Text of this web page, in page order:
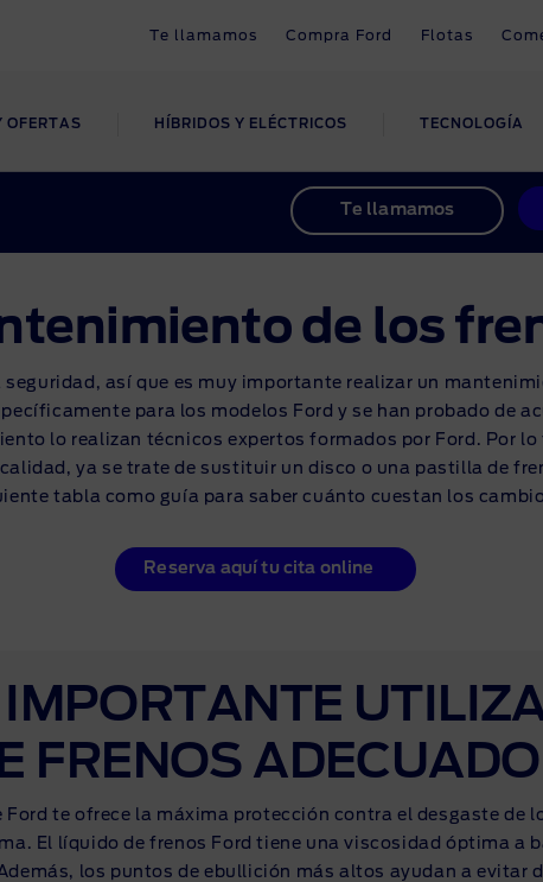
Te llamamos Compra Ford Flotas
los costes de propiedad
tu concesionario
de vehículo
OFERTAS HÍBRIDOS Y ELÉCTRICOS
™
pública
¿POR QUÉ
CAMBIARSE A
Cámbiate a eléctrico
Sostenibilidad
TECNOLOGÍA
RECURSOS
en carretera
a revisión
PROMOCIONES
Te llamamos
Servicio y Mantenimiento
Reparaciones
frecuentes Ford
frecuentes
GENERAL
Preguntas frecuentes
Online
Contáctanos
Te llamamos
de los
así que es muy importante realizar un
para los modelos Ford y se han probado de
lo realizan técnicos expertos formados por Ford. Por
ya se trate de sustituir un disco o una pastilla de
tabla como guía para saber cuánto cuestan los
Reserva aquí tu cita online
FRENOS
te ofrece la máxima protección contra el desgaste de
El líquido de frenos Ford tiene una viscosidad óptima a
los puntos de ebullición más altos ayudan a evitar